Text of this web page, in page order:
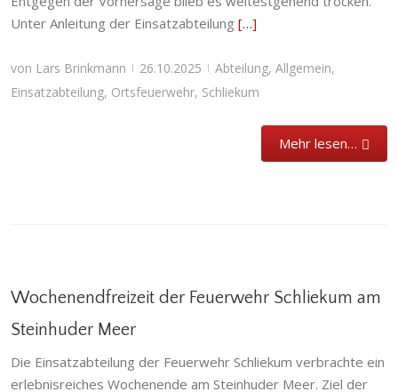
Unter Anleitung der Einsatzabteilung […]
von Lars Brinkmann | 26.10.2025 | Abteilung, Allgemein,
Einsatzabteilung, Ortsfeuerwehr, Schliekum
Mehr lesen…
Wochenendfreizeit der Feuerwehr Schliekum am
Steinhuder Meer
Die Einsatzabteilung der Feuerwehr Schliekum verbrachte ein
erlebnisreiches Wochenende am Steinhuder Meer. Ziel der